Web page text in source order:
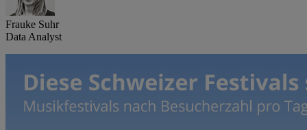
Frauke Suhr
Data Analyst